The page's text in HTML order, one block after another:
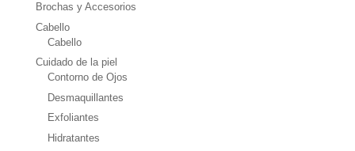
Brochas y Accesorios
Cabello
Cabello
Cuidado de la piel
Contorno de Ojos
Desmaquillantes
Exfoliantes
Hidratantes